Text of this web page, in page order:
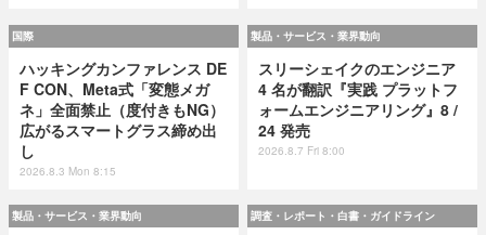
国際
ハッキングカンファレンス DE
F CON、Meta式「変態メガ
ネ」全面禁止（度付きもNG）
広がるスマートグラス締め出
し
2026.8.3 Mon 8:15
製品・サービス・業界動向
スリーシェイクのエンジニア
4 名が翻訳『実践 プラットフ
ォームエンジニアリング』8 /
24 発売
2026.8.7 Fri 8:00
製品・サービス・業界動向 調査・レポート・白書・ガイドライン